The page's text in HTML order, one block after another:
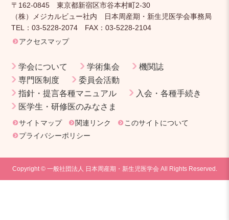
〒162-0845 東京都新宿区市谷本村町2-30
（株）メジカルビュー社内 日本周産期・新生児医学会事務局
TEL：03-5228-2074 FAX：03-5228-2104
アクセスマップ
学会について 学術集会
機関誌
専門医制度
委員会活動
指針・提言各種マニュアル
入会・各種手続き
医学生・研修医のみなさま
サイトマップ 関連リンク
このサイトについて
プライバシーポリシー
Copyright © 一般社団法人 日本周産期・新生児医学会 All Rights Reserved.